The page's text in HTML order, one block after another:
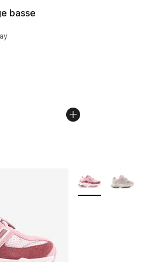
basse
Le prix est passé de $90.00 à
Plus de couleurs